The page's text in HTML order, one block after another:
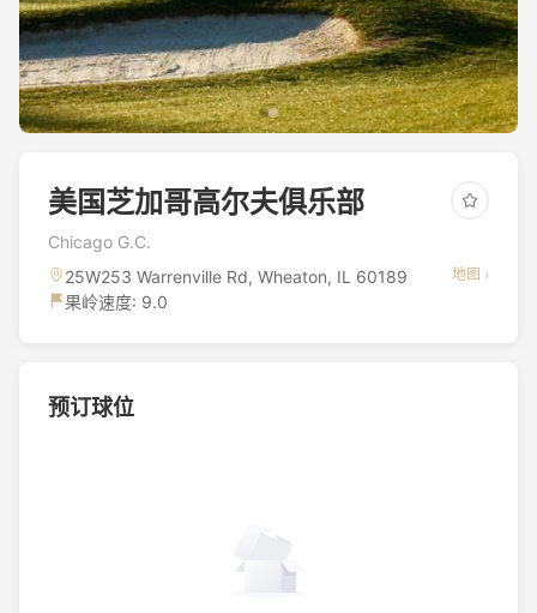
美国芝加哥高尔夫俱乐部
Chicago G.C.
25W253 Warrenville Rd, Wheaton, IL 60189
地图 ›
果岭速度: 9.0
预订球位